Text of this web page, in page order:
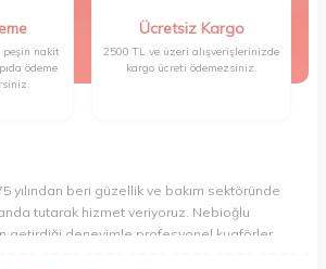
peşin nakit
ödeme
Ücretsiz Kargo
2500 TL ve üzeri alışverişlerinizde
kargo ücreti ödemezsiniz.
yılından beri güzellik ve bakım sektöründe
tutarak hizmet veriyoruz. Nebioğlu
getirdiği deneyimle profesyonel kuaförler,